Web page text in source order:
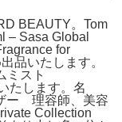
BEAUTY。Tom
– Sasa Global
for
品いたします。
ミスト
たします。名
ー 理容師、美容
Collection